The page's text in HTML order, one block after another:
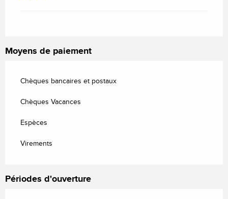
Moyens de paiement
Chèques bancaires et postaux
Chèques Vacances
Espèces
Virements
Périodes d'ouverture